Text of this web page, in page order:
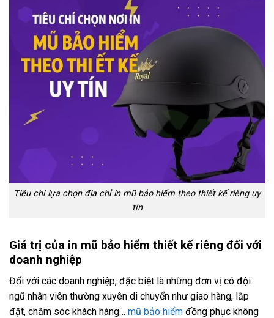
Tiêu chí lựa chọn địa chỉ in mũ bảo hiểm theo thiết kế riêng uy
tín
Giá trị của in mũ bảo hiểm thiết kế riêng đối với
doanh nghiệp
Đối với các doanh nghiệp, đặc biệt là những đơn vị có đội
ngũ nhân viên thường xuyên di chuyển như giao hàng, lắp
đặt, chăm sóc khách hàng… mũ bảo hiểm đồng phục không